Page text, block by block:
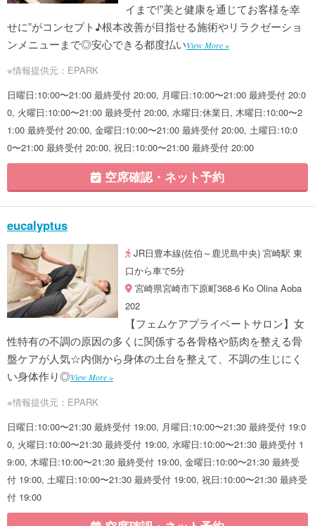
イまで!”美と健康を通じてお客様を幸
せに”がコンセプト♪根本改善が目指せる施術やリラクゼーショ
ンメニューまで◎安心できる都度払いView More »
※情報提供元：EPARK
日曜日:10:00〜21:00 最終受付 20:00, 月曜日:10:00〜21:00 最終受付 20:0
0, 火曜日:10:00〜21:00 最終受付 20:00, 水曜日:休業日, 木曜日:10:00〜2
1:00 最終受付 20:00, 金曜日:10:00〜21:00 最終受付 20:00, 土曜日:10:0
0〜21:00 最終受付 20:00, 祝日:10:00〜21:00 最終受付 20:00
空席確認・ネット予約
eucalyptus
JR日豊本線(佐伯～鹿児島中央) 宮崎駅 東
口から車で5分
宮崎県宮崎市下原町368-6 Ko Olina Aoba
202
【フェムケアプライベートサロン】女
性特有の不調の原因の多くに関係する各骨格や筋肉を整える骨
盤ケアが人気☆内側から身体の土台を整えて、不調の生じにく
い身体作り◎View More »
※情報提供元：EPARK
日曜日:10:00〜21:30 最終受付 19:00, 月曜日:10:00〜21:30 最終受付 19:0
0, 火曜日:10:00〜21:30 最終受付 19:00, 水曜日:10:00〜21:30 最終受付 1
9:00, 木曜日:10:00〜21:30 最終受付 19:00, 金曜日:10:00〜21:30 最終受
付 19:00, 土曜日:10:00〜21:30 最終受付 19:00, 祝日:10:00〜21:30 最終受
付 19:00